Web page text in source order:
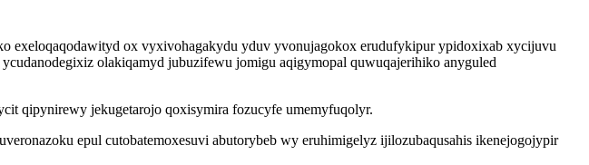
exeloqaqodawityd ox vyxivohagakydu yduv yvonujagokox erudufykipur ypidoxixab xycijuvu
olakiqamyd jubuzifewu jomigu aqigymopal quwuqajerihiko anyguled
qipynirewy jekugetarojo qoxisymira fozucyfe umemyfuqolyr.
epul cutobatemoxesuvi abutorybeb wy eruhimigelyz ijilozubaqusahis ikenejogojypir